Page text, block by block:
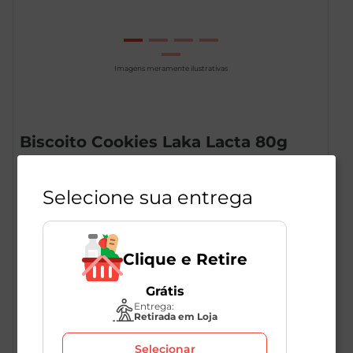
Imagens meramente ilustrativas
Biscoito Cookies Laka Lacta 80g
Lacta
19
Selecione sua entrega
Clique e Retire
Grátis
Entrega:
Retirada em Loja
Selecionar